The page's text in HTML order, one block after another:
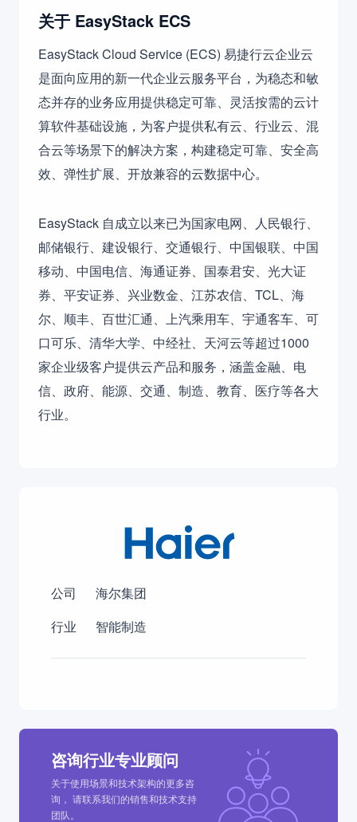
关于 EasyStack ECS
EasyStack Cloud Service (ECS) 易捷行云企业云
是面向应用的新一代企业云服务平台，为稳态和敏
态并存的业务应用提供稳定可靠、灵活按需的云计
算软件基础设施，为客户提供私有云、行业云、混
合云等场景下的解决方案，构建稳定可靠、安全高
效、弹性扩展、开放兼容的云数据中心。
EasyStack 自成立以来已为国家电网、人民银行、
邮储银行、建设银行、交通银行、中国银联、中国
移动、中国电信、海通证券、国泰君安、光大证
券、平安证券、兴业数金、江苏农信、TCL、海
尔、顺丰、百世汇通、上汽乘用车、宇通客车、可
口可乐、清华大学、中经社、天河云等超过1000
家企业级客户提供云产品和服务，涵盖金融、电
信、政府、能源、交通、制造、教育、医疗等各大
行业。
公司
海尔集团
行业
智能制造
咨询行业专业顾问
关于使用场景和技术架构的更多咨
询， 请联系我们的销售和技术支持
团队。